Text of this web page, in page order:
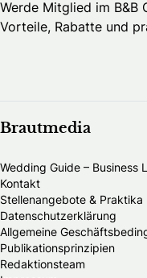
Werde Mitglied im B&B
Vorteile, Rabatte und
Brautmedia
Wedding Guide – Business
Kontakt
Stellenangebote & Praktika
Datenschutzerklärung
Allgemeine
Publikationsprinzipien
Redaktionsteam